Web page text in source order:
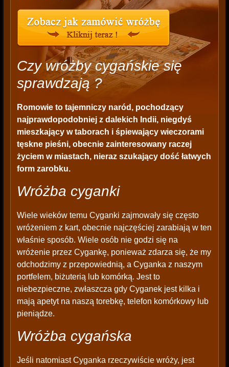
Czy wróżby cygańskie się
sprawdzają ?
Romowie to tajemniczy naród, pochodzący
najprawdopodobniej z dalekich Indii, niegdyś
mieszkający w taborach i śpiewający wieczorami
tęskne pieśni, obecnie zainteresowany raczej
życiem w miastach, nieraz szukający dość łatwych
form zarobku.
Wróżba cyganki
Wiele wieków temu Cyganki zajmowały się często
wróżeniem z kart, obecnie najczęściej zarabiają w ten
właśnie sposób. Wiele osób nie godzi się na
wróżenie przez Cygankę, ponieważ zdarza się, że my
odchodzimy z przepowiednią, a Cyganka z naszym
portfelem, biżuterią lub komórką. Jest to
niebezpieczne, zwłaszcza gdy Cyganek jest kilka i
mają apetyt na naszą torebkę, telefon komórkowy lub
pieniądze.
Wróżba cygańska
Jeśli natomiast Cyganka rzeczywiście wróży, jest